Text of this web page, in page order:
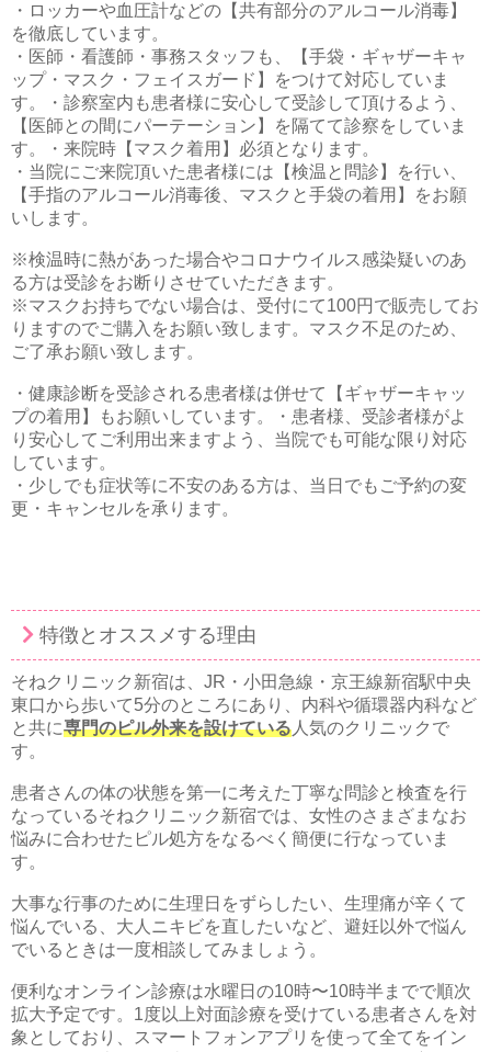
・ロッカーや血圧計などの【共有部分のアルコール消毒】
を徹底しています。
・医師・看護師・事務スタッフも、【手袋・ギャザーキャ
ップ・マスク・フェイスガード】をつけて対応していま
す。・診察室内も患者様に安心して受診して頂けるよう、
【医師との間にパーテーション】を隔てて診察をしていま
す。・来院時【マスク着用】必須となります。
・当院にご来院頂いた患者様には【検温と問診】を行い、
【手指のアルコール消毒後、マスクと手袋の着用】をお願
いします。
※検温時に熱があった場合やコロナウイルス感染疑いのあ
る方は受診をお断りさせていただきます。
※マスクお持ちでない場合は、受付にて100円で販売してお
りますのでご購入をお願い致します。マスク不足のため、
ご了承お願い致します。
・健康診断を受診される患者様は併せて【ギャザーキャッ
プの着用】もお願いしています。・患者様、受診者様がよ
り安心してご利用出来ますよう、当院でも可能な限り対応
しています。
・少しでも症状等に不安のある方は、当日でもご予約の変
更・キャンセルを承ります。
特徴とオススメする理由
そねクリニック新宿は、JR・小田急線・京王線新宿駅中央
東口から歩いて5分のところにあり、内科や循環器内科など
と共に専門のピル外来を設けている 人気のクリニックで
す。
患者さんの体の状態を第一に考えた丁寧な問診と検査を行
なっているそねクリニック新宿では、女性のさまざまなお
悩みに合わせたピル処方をなるべく簡便に行なっていま
す。
大事な行事のために生理日をずらしたい、生理痛が辛くて
悩んでいる、大人ニキビを直したいなど、避妊以外で悩ん
でいるときは一度相談してみましょう。
便利なオンライン診療は水曜日の10時〜10時半までで順次
拡大予定です。1度以上対面診療を受けている患者さんを対
象としており、スマートフォンアプリを使って全てをイン